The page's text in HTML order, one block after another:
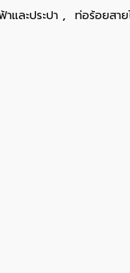
และประปา , ท่อร้อยส